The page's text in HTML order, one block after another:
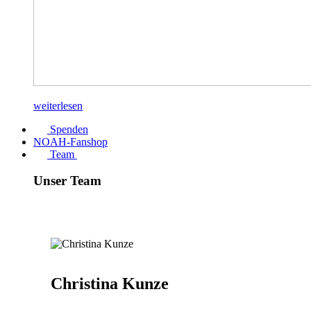
weiterlesen
Spenden
NOAH-Fanshop
Team
Unser Team
Christina Kunze